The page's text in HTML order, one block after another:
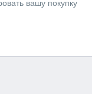
вашу покупку